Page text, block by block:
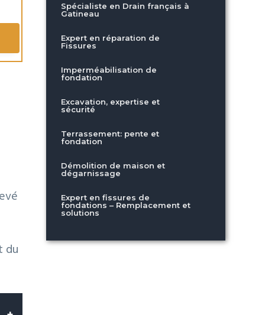
du
Spécialiste en Drain français à
Gatineau
Expert en réparation de
Fissures
Imperméabilisation de
fondation
Excavation, expertise et
sécurité
Terrassement: pente et
fondation
Démolition de maison et
dégarnissage
Expert en fissures de
fondations – Remplacement et
solutions